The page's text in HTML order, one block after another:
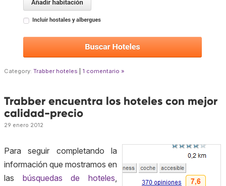
Category: Trabber hoteles 1 comentario »
Trabber encuentra los hoteles con mejor
calidad-precio
29 enero 2012
Para seguir completando la
información que mostramos en
las búsquedas de hoteles,